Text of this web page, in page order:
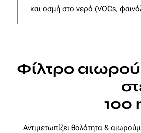
και οσμή στο νερό (VOCs,
Φίλτρο
100
Αντιμετωπίζει θολότητα &